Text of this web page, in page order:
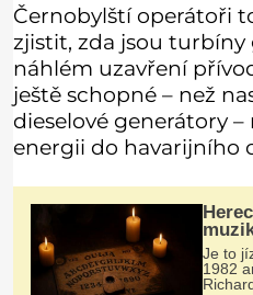
Černobylští operátoři
zjistit, zda jsou
náhlém uzavření
ještě schopné – než
dieselové generátory
energii do havarijního
mají
Je to
1982